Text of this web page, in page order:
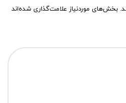
بخش‌های موردنیاز علامت‌گذاری شده‌اند